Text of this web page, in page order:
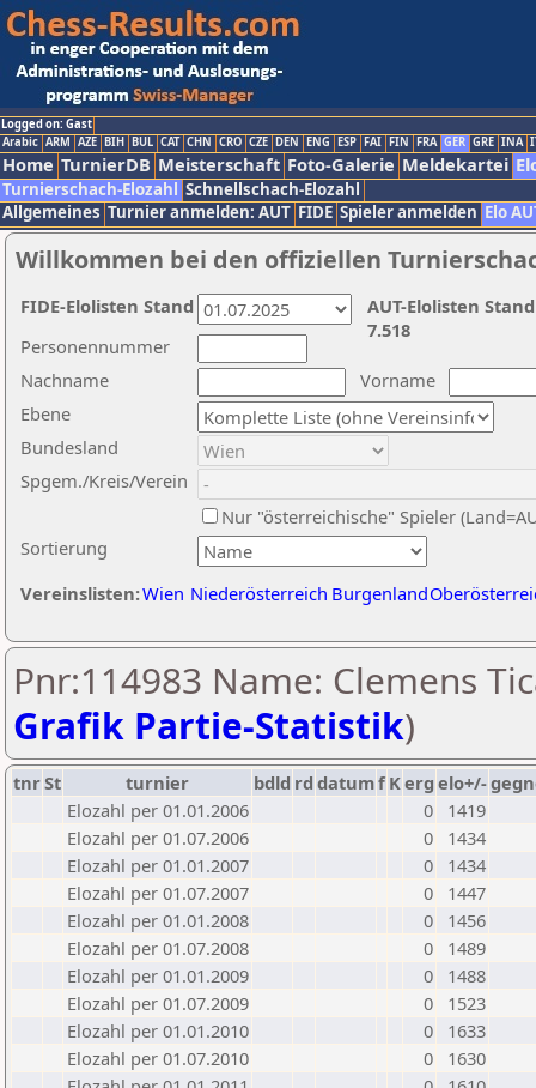
Logged on: Gast
Arabic ARM AZE BIH BUL CAT CHN CRO CZE DEN ENG ESP FAI FIN FRA GER GRE INA
Home TurnierDB Meisterschaft Foto-Galerie Meldekartei
Turnierschach-Elozahl Schnellschach-Elozahl
Allgemeines Turnier anmelden: AUT FIDE Spieler anmelden Elo
Willkommen bei den offiziellen
Nachname
Vorname
Ebene
Sortierung
Personennummer
Bundesland
Spgem./Kreis/Verein
Nur "österreichische" Spieler
Vereinslisten:Wien Niederösterreich Burgenland
AUT-Elolisten
7.518
FIDE-Elolisten Stand
Pnr:114983 Name: Clemens
Grafik Partie-Statistik)
tnrSt turnier bdld rd datumf Kerg elo+/-
Elozahl per 01.01.2006
0
1419
Elozahl per 01.07.2006
0
1434
Elozahl per 01.01.2007
0
1434
Elozahl per 01.07.2007
0
1447
Elozahl per 01.01.2008
0
1456
Elozahl per 01.07.2008
0
1489
Elozahl per 01.01.2009
0
1488
Elozahl per 01.07.2009
0
1523
Elozahl per 01.01.2010
0
1633
Elozahl per 01.07.2010
0
1630